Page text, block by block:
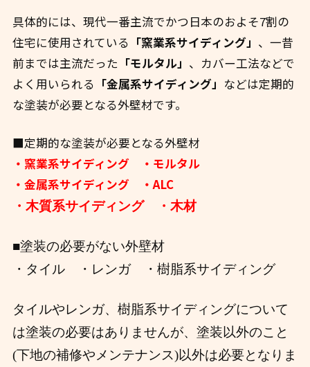
具体的には、現代一番主流でかつ日本のおよそ7割の
住宅に使用されている 「窯業系サイディング」 、一昔
前までは主流だった 「モルタル」 、カバー工法などで
よく用いられる 「金属系サイディング」 などは定期的
な塗装が必要となる外壁材です。
■定期的な塗装が必要となる外壁材
・窯業系サイディング
・モルタル
・金属系サイディング
・ALC
・木質系サイディング ・木材
■塗装の必要がない外壁材
・タイル
・レンガ ・樹脂系サイディング
タイルやレンガ、樹脂系サイディングについて
は塗装の必要はありませんが、塗装以外のこと
(下地の補修やメンテナンス)以外は必要となりま